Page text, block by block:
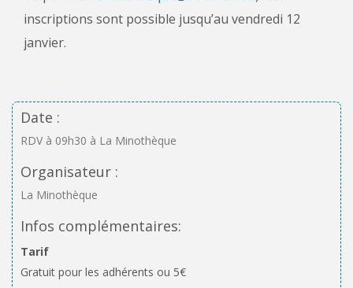
inscriptions sont possible jusqu’au vendredi 12
janvier.
Date :
RDV à 09h30 à La Minothèque
Organisateur :
La Minothèque
Infos complémentaires:
Tarif
Gratuit pour les adhérents ou 5€